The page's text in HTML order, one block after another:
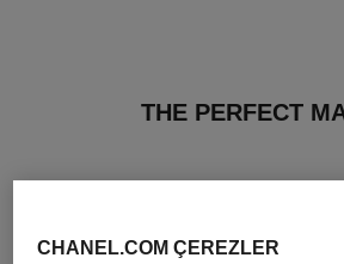
THE PERFECT
CHANEL.COM ÇEREZLER